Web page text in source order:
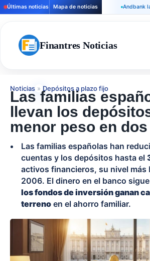
Últimas noticias Mapa de noticias Andbank
Finantres Noticias
Noticias » Depósitos a plazo fijo
Las familias
llevan los
menor peso en
Las familias españolas han
cuentas y los depósitos hasta el
activos financieros, su nivel más
2006. El dinero en el banco
los fondos de inversión ganan
terreno en el ahorro familiar.